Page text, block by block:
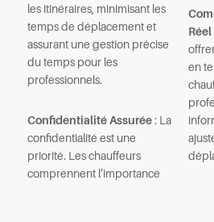
les itinéraires, minimisant les
temps de déplacement et
assurant une gestion précise
du temps pour les
professionnels.
Confidentialité Assurée: La
confidentialité est une
priorité. Les chauffeurs
comprennent l’importance
Réel
en